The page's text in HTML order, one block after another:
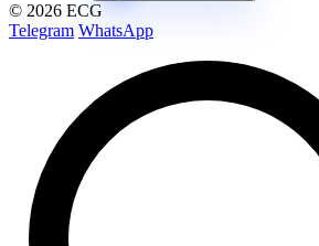
© 2026 ECG
Telegram WhatsApp